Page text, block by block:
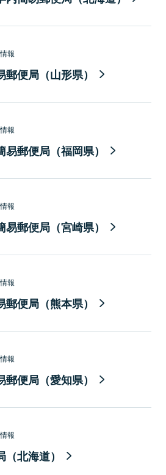
報
便局（山形県）
報
郵便局（福岡県）
報
郵便局（宮崎県）
報
便局（熊本県）
報
便局（愛知県）
報
北海道）